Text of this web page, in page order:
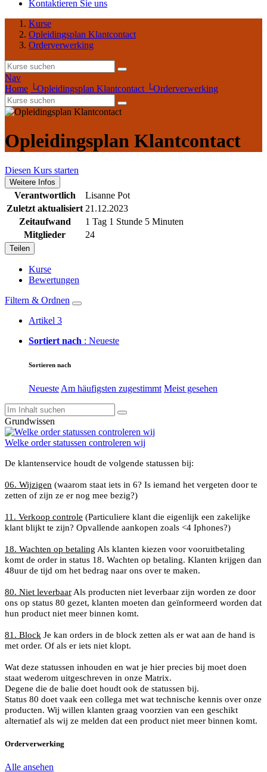
Kontaktieren Sie uns
Kurse
Opleidingsplan Klantcontact
Orderverwerking
Nav
Home └Opleidingsplan Klantcontact └Orderverwerking
Opleidingsplan Klantcontact
Diesen Kurs starten
Weitere Infos
Verantwortlich
Lisanne Pot
Zuletzt aktualisiert 21.12.2023
Zeitaufwand
1 Tag 1 Stunde 5 Minuten
Mitglieder
24
Teilen
Kurse
Bewertungen
Filtern & Ordnen
Artikel 3
Sortiert nach : Neueste
Sortieren nach
Neueste Am häufigsten zugestimmt Meist gesehen
Grundwissen
Welke order statussen controleren wij
De klantenservice houdt de volgende statussen bij:
06. Wijzigen (waarom staat iets in 6? Is iemand het vergeten door te
zetten of zijn ze er nog mee bezig?)
11. Verkoop controle (Particuliere klant die eigenlijk een zakelijke
klant blijkt te zijn? Opvallende aankopen zoals <4 Iphones?)
18. Wachten op betaling Als klanten kiezen voor vooruitbetaling
komt de order in status 18. Wachten op betaling. Klanten krijgen dan
48uur de tijd om het bedrag naar ons over te maken.
80. Niet leverbaar Als producten niet leverbaar zijn worden ze door
ons op status 80 gezet, klanten moeten dan geïnformeerd worden dat
hun product niet meer binnen komt.
81. Block Je kan orders in de block zetten als er wat aan de hand is
met order. Of als er iets niet klopt.
Wat deze statussen inhouden en wat je hier precies bij moet doen
staat wederom uitgeschreven in onze Matrix.
Degene die de balie doet houdt ook de statussen bij.
Status 80 doet vaak een collega met wat technische kennis over onze
producten. Wij willen klanten graag voorzien van een geschikt
alternatief als wij ze melden dat een product niet meer binnen komt.
Orderverwerking
Alle ansehen